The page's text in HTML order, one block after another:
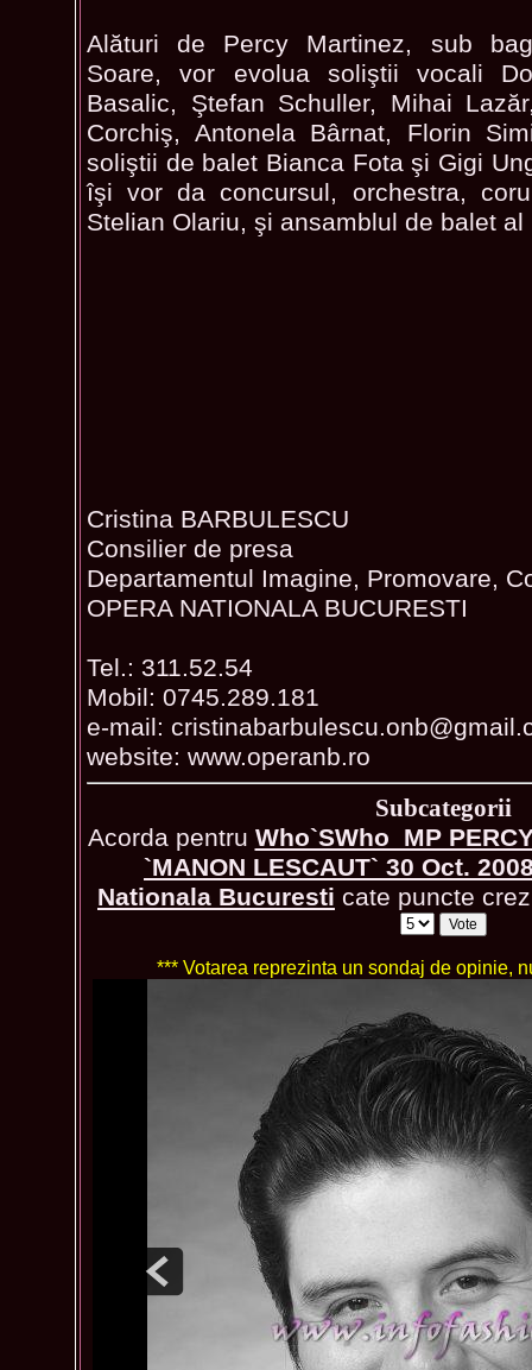
Alături de Percy Martinez, sub
Soare, vor evolua soliştii vocali
Basalic, Ştefan Schuller, Mihai
Corchiş, Antonela Bârnat, Florin
soliştii de balet Bianca Fota şi Gigi
îşi vor da concursul, orchestra,
Stelian Olariu, şi ansamblul de balet al
Cristina BARBULESCU
Consilier de presa
Departamentul Imagine, Promovare,
OPERA NATIONALA BUCURESTI
Tel.: 311.52.54
Mobil: 0745.289.181
e-mail:
website: www.operanb.ro
Subcategorii
Acorda pentru Who`SWho_MP
`MANON LESCAUT` 30 Oct.
Nationala Bucuresti cate puncte
*** Votarea reprezinta un sondaj de opinie,